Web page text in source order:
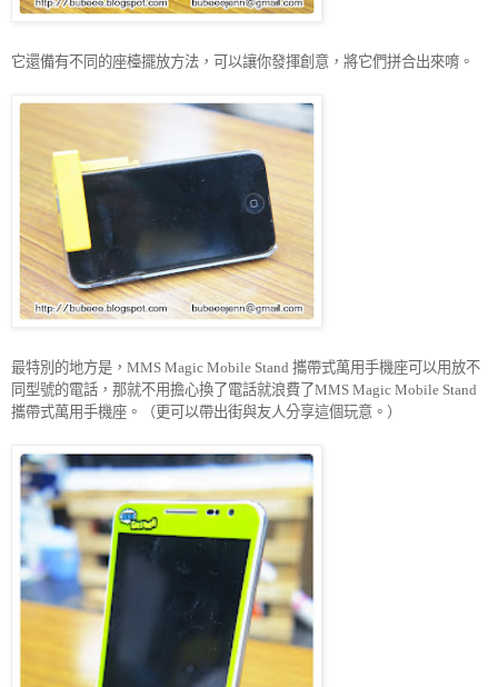
它還備有不同的座檯擺放方法，可以讓你發揮創意，將它們拼合出來唷。
最特別的地方是， MMS Magic Mobile Stand 攜帶式萬用手機座可以用放不
同型號的電話，那就不用擔心換了電話就浪費了MMS Magic Mobile Stand
攜帶式萬用手機座。（更可以帶出街與友人分享這個玩意。）